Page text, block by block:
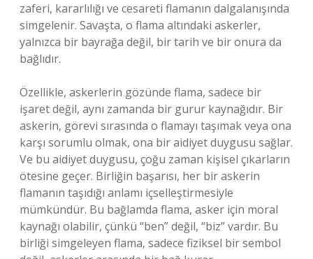
zaferi, kararlılığı ve cesareti flamanın dalgalanışında
simgelenir. Savaşta, o flama altındaki askerler,
yalnızca bir bayrağa değil, bir tarih ve bir onura da
bağlıdır.
Özellikle, askerlerin gözünde flama, sadece bir
işaret değil, aynı zamanda bir gurur kaynağıdır. Bir
askerin, görevi sırasında o flamayı taşımak veya ona
karşı sorumlu olmak, ona bir aidiyet duygusu sağlar.
Ve bu aidiyet duygusu, çoğu zaman kişisel çıkarların
ötesine geçer. Birliğin başarısı, her bir askerin
flamanın taşıdığı anlamı içselleştirmesiyle
mümkündür. Bu bağlamda flama, asker için moral
kaynağı olabilir, çünkü “ben” değil, “biz” vardır. Bu
birliği simgeleyen flama, sadece fiziksel bir sembol